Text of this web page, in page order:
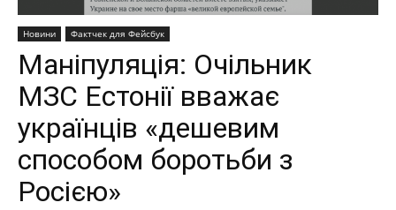
Новини Фактчек для Фейсбук
Маніпуляція: Очільник
МЗС Естонії вважає
українців «дешевим
способом боротьби з
Росією»